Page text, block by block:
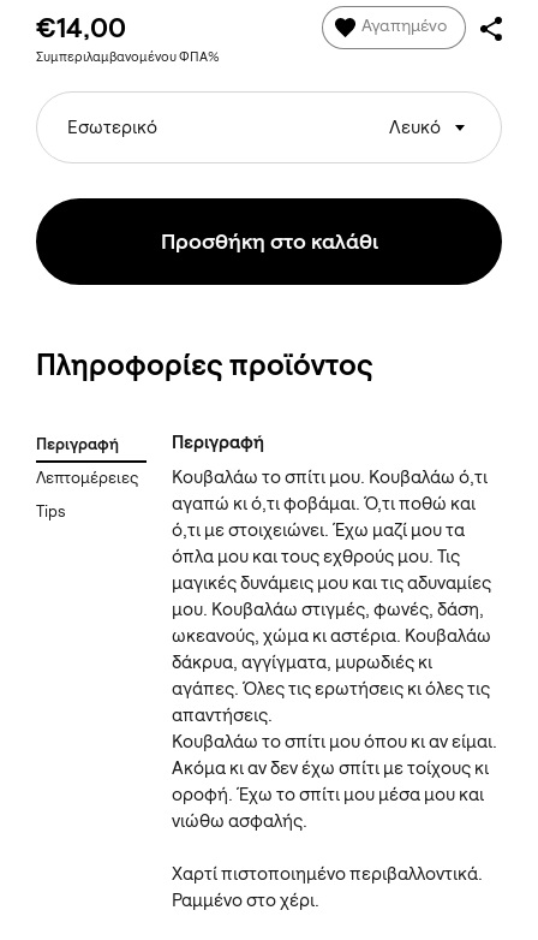
€14,00
Συμπεριλαμβανομένου ΦΠΑ%
Αγαπημένο
Εσωτερικό Λευκό
Προσθήκη στο καλάθι
Πληροφορίες προϊόντος
Περιγραφή
Λεπτομέρειες
Tips
Περιγραφή
Κουβαλάω το σπίτι μου. Κουβαλάω ό,τι
αγαπώ κι ό,τι φοβάμαι. Ό,τι ποθώ και
ό,τι με στοιχειώνει. Έχω μαζί μου τα
όπλα μου και τους εχθρούς μου. Τις
μαγικές δυνάμεις μου και τις αδυναμίες
μου. Κουβαλάω στιγμές, φωνές, δάση,
ωκεανούς, χώμα κι αστέρια. Κουβαλάω
δάκρυα, αγγίγματα, μυρωδιές κι
αγάπες. Όλες τις ερωτήσεις κι όλες τις
απαντήσεις.
Κουβαλάω το σπίτι μου όπου κι αν είμαι.
Ακόμα κι αν δεν έχω σπίτι με τοίχους κι
οροφή. Έχω το σπίτι μου μέσα μου και
νιώθω ασφαλής.
Xαρτί πιστοποιημένο περιβαλλοντικά.
Ραμμένο στο χέρι.